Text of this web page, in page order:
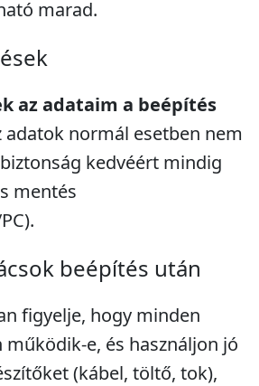
marad.
az adataim a beépítés
adatok normál esetben nem
kedvéért mindig
mentés
beépítés után
figyelje, hogy minden
e, és használjon jó
(kábel, töltő, tok),